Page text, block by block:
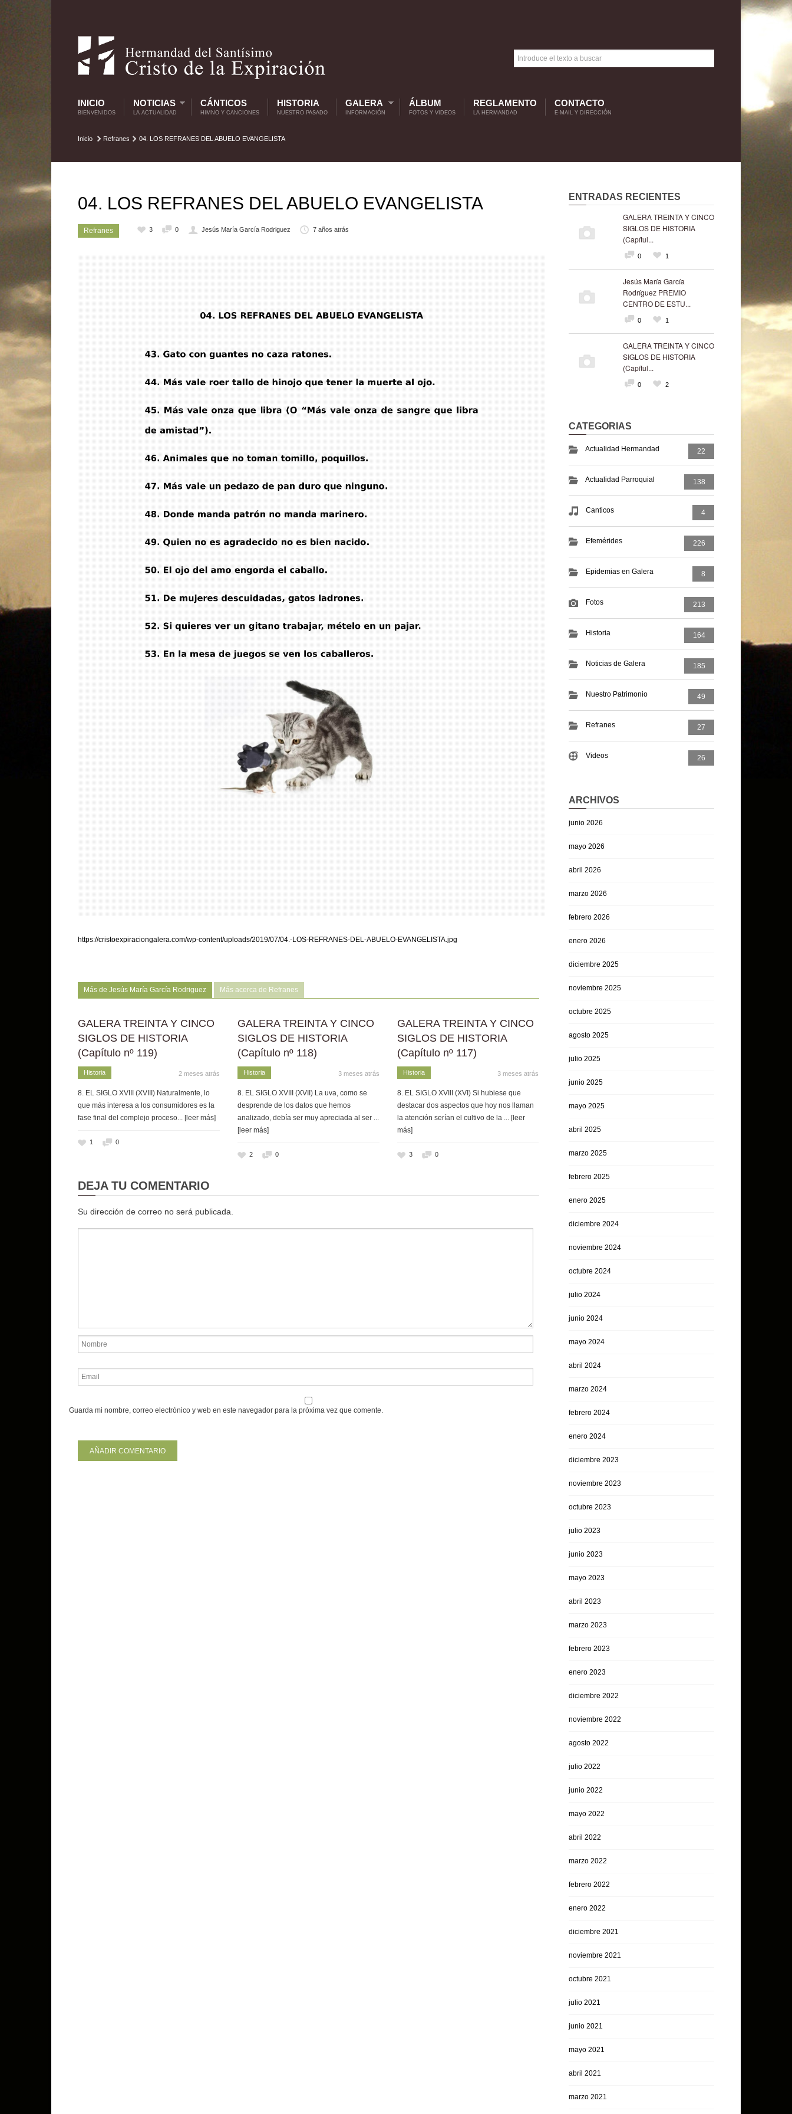
INICIO
BIENVENIDOS
NOTICIAS
LA ACTUALIDAD
CÁNTICOS
HIMNO Y CANCIONES
HISTORIA
NUESTRO PASADO
GALERA
INFORMACIÓN
ÁLBUM
FOTOS Y VIDEOS
REGLAMENTO
LA HERMANDAD
CONTACTO
E-MAIL Y DIRECCIÓN
Inicio Refranes 04. LOS REFRANES DEL ABUELO EVANGELISTA
04. LOS REFRANES DEL ABUELO EVANGELISTA
Refranes 3 0 Jesús María García Rodriguez 7 años atrás
https://cristoexpiraciongalera.com/wp-content/uploads/2019/07/04.-LOS-REFRANES-DEL-ABUELO-EVANGELISTA.jpg
Más de Jesús María García Rodriguez Más acerca de Refranes
GALERA TREINTA Y CINCO
SIGLOS DE HISTORIA
(Capítulo nº 119)
Historia 2 meses atrás
8. EL SIGLO XVIII (XVIII) Naturalmente, lo
que más interesa a los consumidores es la
fase final del complejo proceso... [leer más]
1 0
GALERA TREINTA Y CINCO
SIGLOS DE HISTORIA
(Capítulo nº 118)
Historia 3 meses atrás
8. EL SIGLO XVIII (XVII) La uva, como se
desprende de los datos que hemos
analizado, debía ser muy apreciada al ser ...
[leer más]
2 0
GALERA TREINTA Y CINCO
SIGLOS DE HISTORIA
(Capítulo nº 117)
Historia 3 meses atrás
8. EL SIGLO XVIII (XVI) Si hubiese que
destacar dos aspectos que hoy nos llaman
la atención serían el cultivo de la ... [leer
más]
3 0
DEJA TU COMENTARIO
Su dirección de correo no será publicada.
Guarda mi nombre, correo electrónico y web en este navegador para la próxima vez que comente.
ENTRADAS RECIENTES
GALERA TREINTA Y CINCO
SIGLOS DE HISTORIA
(Capítul...
0 1
Jesús María García
Rodríguez PREMIO
CENTRO DE ESTU...
0 1
GALERA TREINTA Y CINCO
SIGLOS DE HISTORIA
(Capítul...
0 2
CATEGORIAS
Actualidad Hermandad 22
Actualidad Parroquial 138
Canticos 4
Efemérides 226
Epidemias en Galera 8
Fotos 213
Historia 164
Noticias de Galera 185
Nuestro Patrimonio 49
Refranes 27
Videos 26
ARCHIVOS
junio 2026
mayo 2026
abril 2026
marzo 2026
febrero 2026
enero 2026
diciembre 2025
noviembre 2025
octubre 2025
agosto 2025
julio 2025
junio 2025
mayo 2025
abril 2025
marzo 2025
febrero 2025
enero 2025
diciembre 2024
noviembre 2024
octubre 2024
julio 2024
junio 2024
mayo 2024
abril 2024
marzo 2024
febrero 2024
enero 2024
diciembre 2023
noviembre 2023
octubre 2023
julio 2023
junio 2023
mayo 2023
abril 2023
marzo 2023
febrero 2023
enero 2023
diciembre 2022
noviembre 2022
agosto 2022
julio 2022
junio 2022
mayo 2022
abril 2022
marzo 2022
febrero 2022
enero 2022
diciembre 2021
noviembre 2021
octubre 2021
julio 2021
junio 2021
mayo 2021
abril 2021
marzo 2021